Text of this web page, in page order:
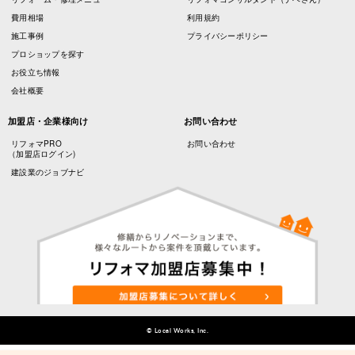
費用相場
施工事例
プロショップを探す
お役立ち情報
会社概要
利用規約
プライバシーポリシー
加盟店・企業様向け
リフォマPRO
（加盟店ログイン)
建設業のジョブナビ
お問い合わせ
お問い合わせ
© Local Works, Inc.